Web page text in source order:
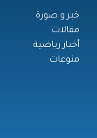
خبر و صورة
مقالات
أخبار رياضية
منوعات